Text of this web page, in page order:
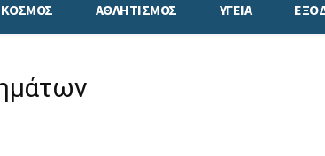
ΚΟΣΜΟΣ ΑΘΛΗΤΙΣΜΟΣ ΥΓΕΙΑ